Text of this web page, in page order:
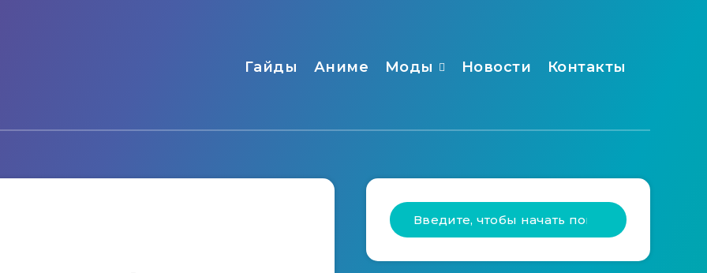
Гайды Аниме Моды Новости Контакты